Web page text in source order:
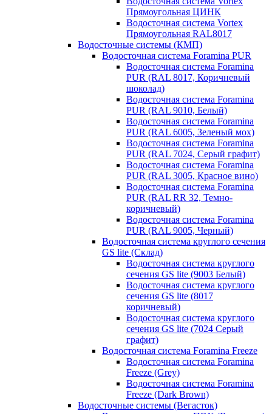
Прямоугольная ЦИНК
Водосточная система Vortex
Прямоугольная RAL8017
Водосточные системы (КМП)
Водосточная система Foramina PUR
Водосточная система Foramina
PUR (RAL 8017, Коричневый
шоколад)
Водосточная система Foramina
PUR (RAL 9010, Белый)
Водосточная система Foramina
PUR (RAL 6005, Зеленый мох)
Водосточная система Foramina
PUR (RAL 7024, Серый графит)
Водосточная система Foramina
PUR (RAL 3005, Красное вино)
Водосточная система Foramina
PUR (RAL RR 32, Темно-
коричневый)
Водосточная система Foramina
PUR (RAL 9005, Черный)
Водосточная система круглого сечения
GS lite (Склад)
Водосточная система круглого
сечения GS lite (9003 Белый)
Водосточная система круглого
сечения GS lite (8017
коричневый)
Водосточная система круглого
сечения GS lite (7024 Серый
графит)
Водосточная система Foramina Freeze
Водосточная система Foramina
Freeze (Grey)
Водосточная система Foramina
Freeze (Dark Brown)
Водосточные системы (Вегасток)